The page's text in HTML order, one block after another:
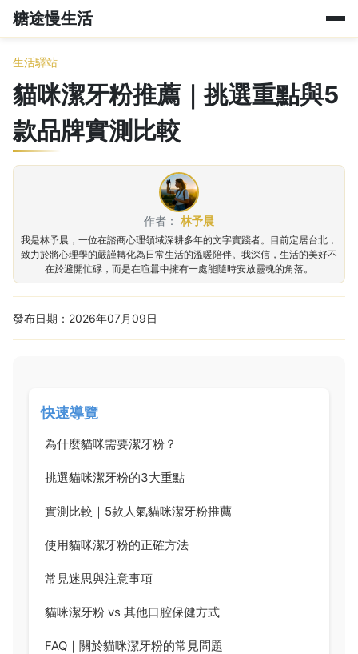
糖途慢生活
生活驛站
貓咪潔牙粉推薦｜挑選重點與5
款品牌實測比較
作者： 林予晨
我是林予晨，一位在諮商心理領域深耕多年的文字實踐者。目前定居台北，
致力於將心理學的嚴謹轉化為日常生活的溫暖陪伴。我深信，生活的美好不
在於避開忙碌，而是在喧囂中擁有一處能隨時安放靈魂的角落。
發布日期：2026年07月09日
快速導覽
為什麼貓咪需要潔牙粉？
挑選貓咪潔牙粉的3大重點
實測比較｜5款人氣貓咪潔牙粉推薦
使用貓咪潔牙粉的正確方法
常見迷思與注意事項
貓咪潔牙粉 vs 其他口腔保健方式
FAQ｜關於貓咪潔牙粉的常見問題